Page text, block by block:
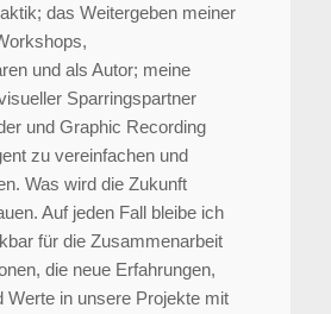
das Weitergeben meiner
und als Autor; meine
Sparringspartner
und Graphic Recording
zu vereinfachen und
Was wird die Zukunft
Auf jeden Fall bleibe ich
für die Zusammenarbeit
die neue Erfahrungen,
Werte in unsere Projekte mit